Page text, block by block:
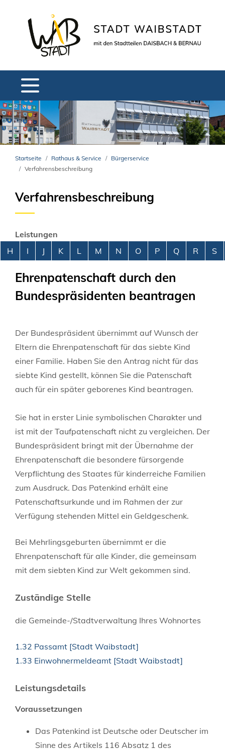
Startseite Rathaus & Service
Bürgerservice
Verfahrensbeschreibung
Verfahrensbeschreibung
Leistungen
Alphabetisches Register überspringen
H I J K L M N O P Q R S
Ehrenpatenschaft durch den
Bundespräsidenten beantragen
Der Bundespräsident übernimmt auf Wunsch der
Eltern die Ehrenpatenschaft für das siebte Kind
einer Familie. Haben Sie den Antrag nicht für das
siebte Kind gestellt, können Sie die Patenschaft
auch für ein später geborenes Kind beantragen.
Sie hat in erster Linie symbolischen Charakter und
ist mit der Taufpatenschaft nicht zu vergleichen. Der
Bundespräsident bringt mit der Übernahme der
Ehrenpatenschaft die besondere fürsorgende
Verpflichtung des Staates für kinderreiche Familien
zum Ausdruck. Das Patenkind erhält eine
Patenschaftsurkunde und im Rahmen der zur
Verfügung stehenden Mittel ein Geldgeschenk.
Bei Mehrlingsgeburten übernimmt er die
Ehrenpatenschaft für alle Kinder, die gemeinsam
mit dem siebten Kind zur Welt gekommen sind.
Zuständige Stelle
die Gemeinde-/Stadtverwaltung Ihres Wohnortes
1.32 Passamt [Stadt Waibstadt]
1.33 Einwohnermeldeamt [Stadt Waibstadt]
Leistungsdetails
Voraussetzungen
Das Patenkind ist Deutsche oder Deutscher im
Sinne des Artikels 116 Absatz 1 des